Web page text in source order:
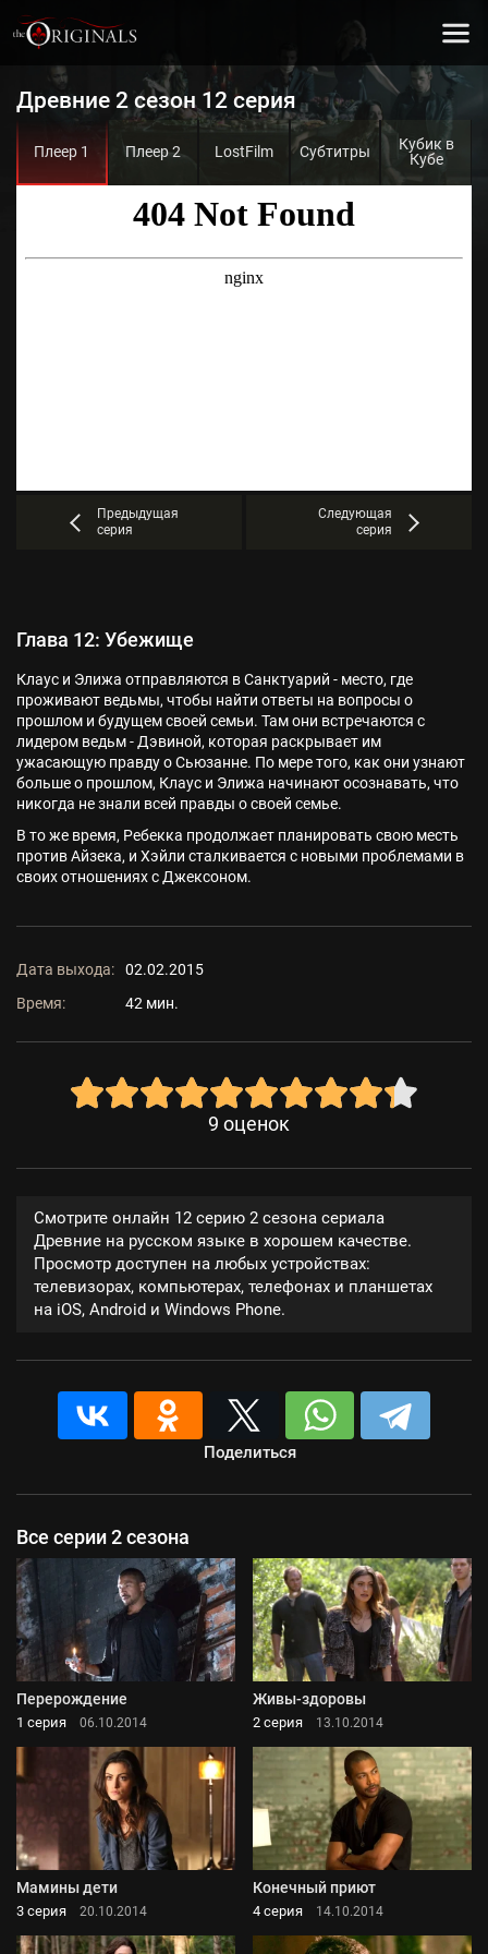
Древние 2 сезон 12 серия
Плеер 1 Плеер 2 LostFilm Субтитры
Кубик в
Кубе
Предыдущая
серия
Следующая
серия
Глава 12: Убежище
Клаус и Элижа отправляются в Санктуарий - место, где
проживают ведьмы, чтобы найти ответы на вопросы о
прошлом и будущем своей семьи. Там они встречаются с
лидером ведьм - Дэвиной, которая раскрывает им
ужасающую правду о Сьюзанне. По мере того, как они узнают
больше о прошлом, Клаус и Элижа начинают осознавать, что
никогда не знали всей правды о своей семье.
В то же время, Ребекка продолжает планировать свою месть
против Айзека, и Хэйли сталкивается с новыми проблемами в
своих отношениях с Джексоном.
Дата выхода:
02.02.2015
Время:
42 мин.
9 оценок
Смотрите онлайн 12 серию 2 сезона сериала
Древние на русском языке в хорошем качестве.
Просмотр доступен на любых устройствах:
телевизорах, компьютерах, телефонах и планшетах
на iOS, Android и Windows Phone.
Поделиться
Все серии 2 сезона
Перерождение
1 серия 06.10.2014
Живы-здоровы
2 серия 13.10.2014
Мамины дети
3 серия 20.10.2014
Конечный приют
4 серия 14.10.2014